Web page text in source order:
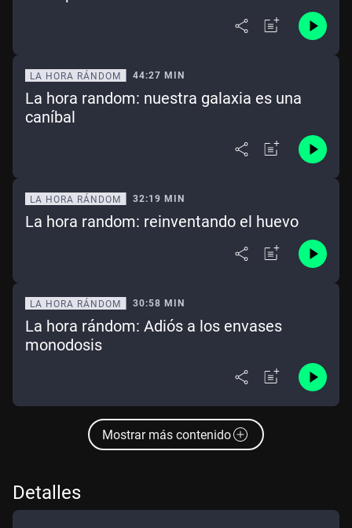
LA HORA RÁNDOM 44:27 MIN
La hora random: nuestra galaxia es una
caníbal
LA HORA RÁNDOM 32:19 MIN
La hora random: reinventando el huevo
LA HORA RÁNDOM 30:58 MIN
La hora rándom: Adiós a los envases
monodosis
Mostrar más contenido
Detalles